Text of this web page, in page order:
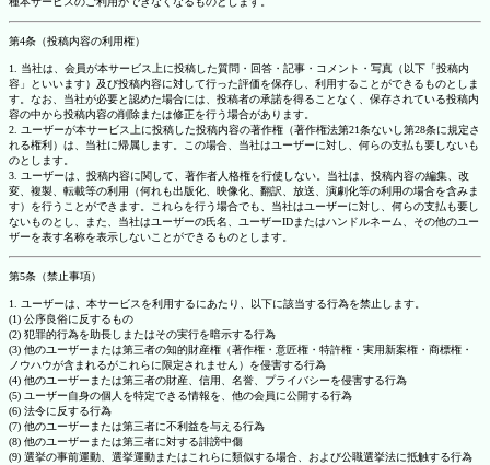
第4条（投稿内容の利用権）
1. 当社は、会員が本サービス上に投稿した質問・回答・記事・コメント・写真（以下「投稿内
容」といいます）及び投稿内容に対して行った評価を保存し、利用することができるものとしま
す。なお、当社が必要と認めた場合には、投稿者の承諾を得ることなく、保存されている投稿内
容の中から投稿内容の削除または修正を行う場合があります。
2. ユーザーが本サービス上に投稿した投稿内容の著作権（著作権法第21条ないし第28条に規定さ
れる権利）は、当社に帰属します。この場合、当社はユーザーに対し、何らの支払も要しないも
のとします。
3. ユーザーは、投稿内容に関して、著作者人格権を行使しない。当社は、投稿内容の編集、改
変、複製、転載等の利用（何れも出版化、映像化、翻訳、放送、演劇化等の利用の場合を含みま
す）を行うことができます。これらを行う場合でも、当社はユーザーに対し、何らの支払も要し
ないものとし、また、当社はユーザーの氏名、ユーザーIDまたはハンドルネーム、その他のユー
ザーを表す名称を表示しないことができるものとします。
第5条（禁止事項）
1. ユーザーは、本サービスを利用するにあたり、以下に該当する行為を禁止します。
(1) 公序良俗に反するもの
(2) 犯罪的行為を助長しまたはその実行を暗示する行為
(3) 他のユーザーまたは第三者の知的財産権（著作権・意匠権・特許権・実用新案権・商標権・
ノウハウが含まれるがこれらに限定されません）を侵害する行為
(4) 他のユーザーまたは第三者の財産、信用、名誉、プライバシーを侵害する行為
(5) ユーザー自身の個人を特定できる情報を、他の会員に公開する行為
(6) 法令に反する行為
(7) 他のユーザーまたは第三者に不利益を与える行為
(8) 他のユーザーまたは第三者に対する誹謗中傷
(9) 選挙の事前運動、選挙運動またはこれらに類似する場合、および公職選挙法に抵触する行為